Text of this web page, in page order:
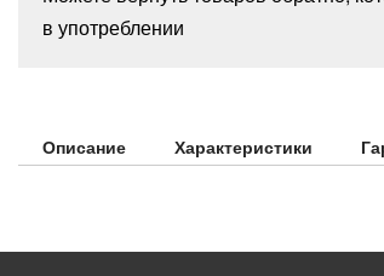
в употреблении
Описание Характеристики